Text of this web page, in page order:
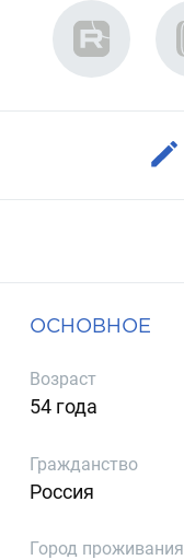
ОСНОВНОЕ
Возраст
54 года
Гражданство
Россия
Город проживания